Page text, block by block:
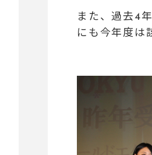
また、過去4
にも 今年度は